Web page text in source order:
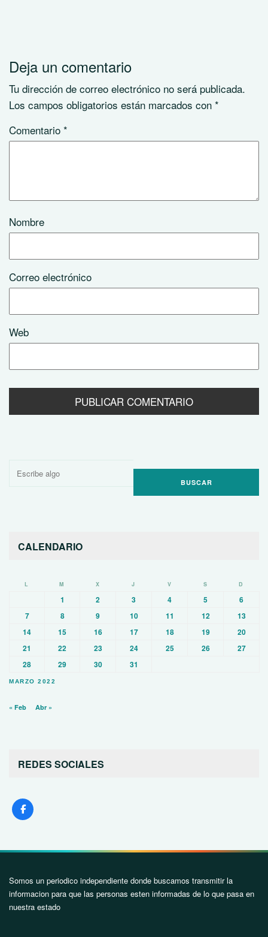
Deja un comentario
Tu dirección de correo electrónico no será publicada.
Los campos obligatorios están marcados con *
Comentario *
Nombre
Correo electrónico
Web
Buscar
CALENDARIO
MARZO 2022
L M X J V S D
1 2 3 4 5
6
7
8 9 10 11 12
13
14
15 16 17 18 19
20
21
22 23 24 25 26
27
28
29 30 31
« Feb Abr »
REDES SOCIALES
Somos un periodico independiente donde buscamos transmitir la
informacion para que las personas esten informadas de lo que pasa en
nuestra estado